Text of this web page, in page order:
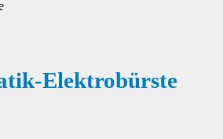
Elektrobürste